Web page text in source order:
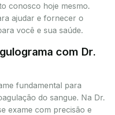
conosco hoje mesmo.
ajudar e fornecer o
você e sua saúde.
com Dr.
fundamental para
do sangue. Na Dr.
exame com precisão e